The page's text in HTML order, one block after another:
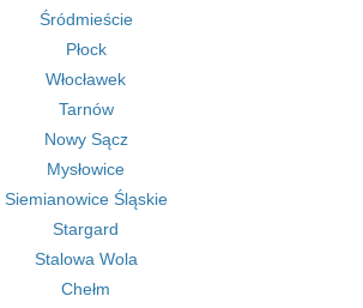
Śródmieście
Płock
Włocławek
Tarnów
Nowy Sącz
Mysłowice
Siemianowice Śląskie
Stargard
Stalowa Wola
Chełm